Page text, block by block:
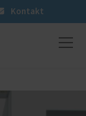
Kontakt